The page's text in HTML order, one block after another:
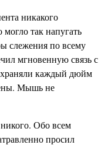
никакого
так напугать
слежения по всему
мгновенную связь с
каждый дюйм
Мышь не
Обо всем
просил